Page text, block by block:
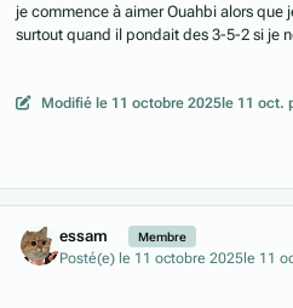
je commence à aimer Ouahbi alors que
surtout quand il pondait des 3-5-2 si je
Modifiéle 11 octobre 2025le 11 oct.
essam Membre
Posté(e) le 11 octobre 2025le 11